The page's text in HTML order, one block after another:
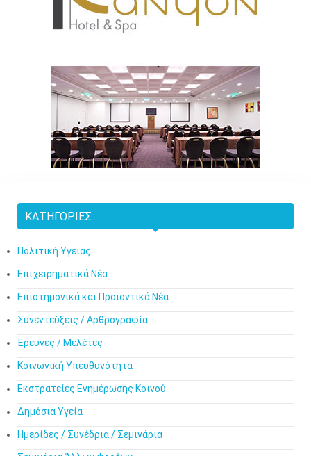
ΚΑΤΗΓΟΡΊΕΣ
Πολιτική Υγείας
Επιχειρηματικά Νέα
Επιστημονικά και Προϊοντικά Νέα
Συνεντεύξεις / Αρθρογραφία
Έρευνες / Μελέτες
Κοινωνική Υπευθυνότητα
Εκστρατείες Ενημέρωσης Κοινού
Δημόσια Υγεία
Ημερίδες / Συνέδρια / Σεμινάρια